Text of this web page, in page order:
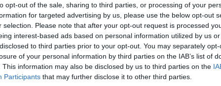
opt-out of the sale, sharing to third parties, or processing of your
for targeted advertising by us, please use the below opt-out
selection. Please note that after your opt-out request is processed
interest-based ads based on personal information utilized by us
to third parties prior to your opt-out. You may separately
of your personal information by third parties on the IAB’s list of
This information may also be disclosed by us to third parties on the
Participants that may further disclose it to other third parties.
őzek násza – ebben az időszakban
megváltozik, figyelmüket pedig
az utakra tévedhetnek. A
vadgázolásos balesetek túlnyomó